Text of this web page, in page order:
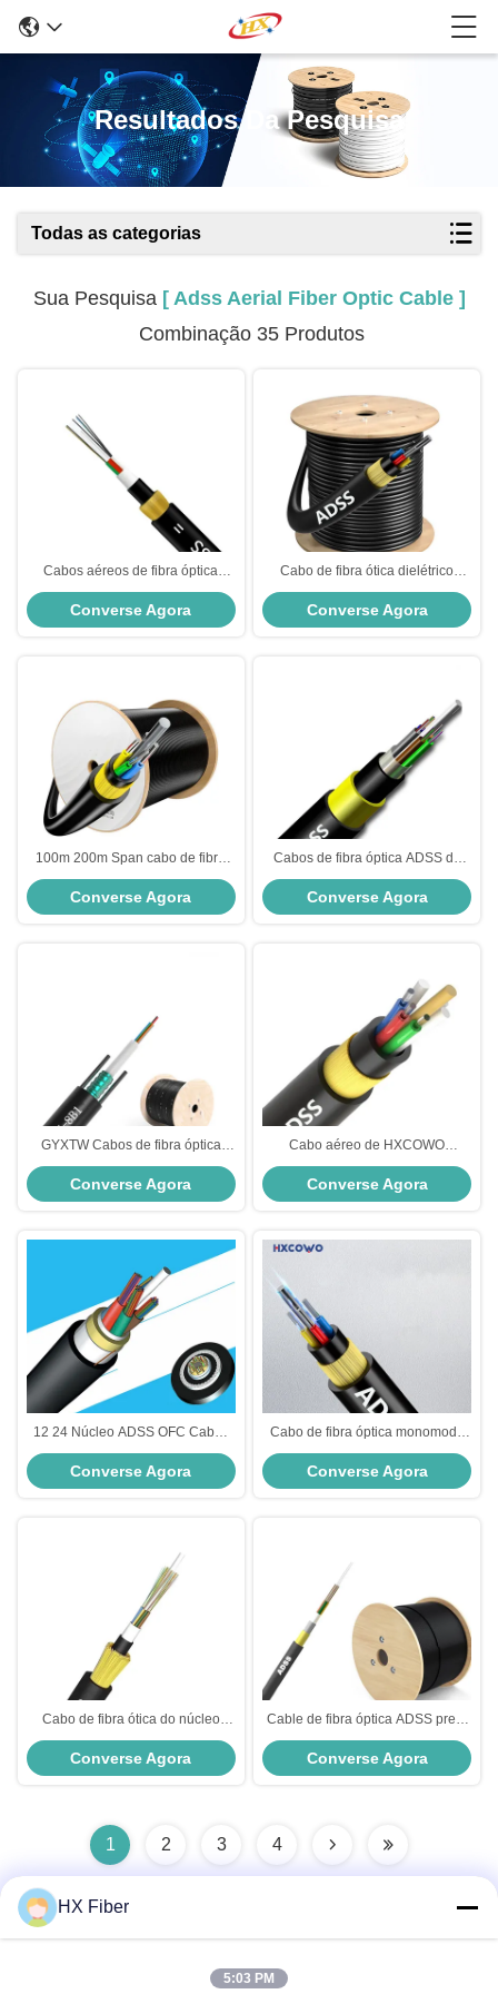
Resultados Da Pesquisa
Todas as categorias
Sua Pesquisa [ Adss Aerial Fiber Optic Cable ]
Combinação 35 Produtos
Cabos aéreos de fibra óptica
ADSS a céu aberto de couro
Converse Agora
Cabo de fibra ótica dielétrico
ADSS G652D G657A1 G657A2
Cabo de fibra ótica aérea exterior
Converse Agora
100m 200m Span cabo de fibra
óptica G652D cabo de fibra ADSS
Converse Agora
Cabos de fibra óptica ADSS de
camisa dupla
G.652D/G657A1/G657A2
Converse Agora
GYXTW Cabos de fibra óptica
blindados de alta velocidade e
desempenho estável para
transmissão de sinais de dados
Converse Agora
Cabo aéreo de HXCOWO
autossuficiente mini núcleos do
cabo de fibra ótica 2-288 de
G652D ADSS
Converse Agora
12 24 Núcleo ADSS OFC Cabos
de fibra óptica SM não metálicos
para instalação aérea ao ar livre
Converse Agora
Cabo de fibra óptica monomodo
personalizado 6/12/24/48/96Core
ADSS Cable
Converse Agora
Cabo de fibra ótica do núcleo
ADSS 24 com revestimento duplo
do fio de alta tensão
Converse Agora
Cable de fibra óptica ADSS preto
multi-modo para transmissão de
dados de alta velocidade
Converse Agora
1 2 3 4
HX Fiber
5:03 PM